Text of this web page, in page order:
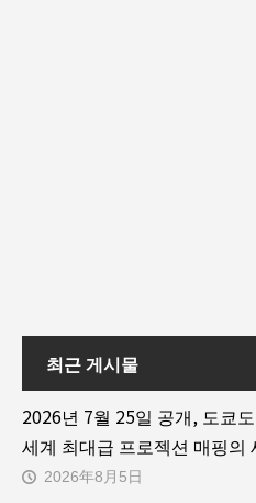
최근 게시물
2026년 7월 25일 공개, 도쿄
세계 최대급 프로젝션 매핑의
2026年8月5日